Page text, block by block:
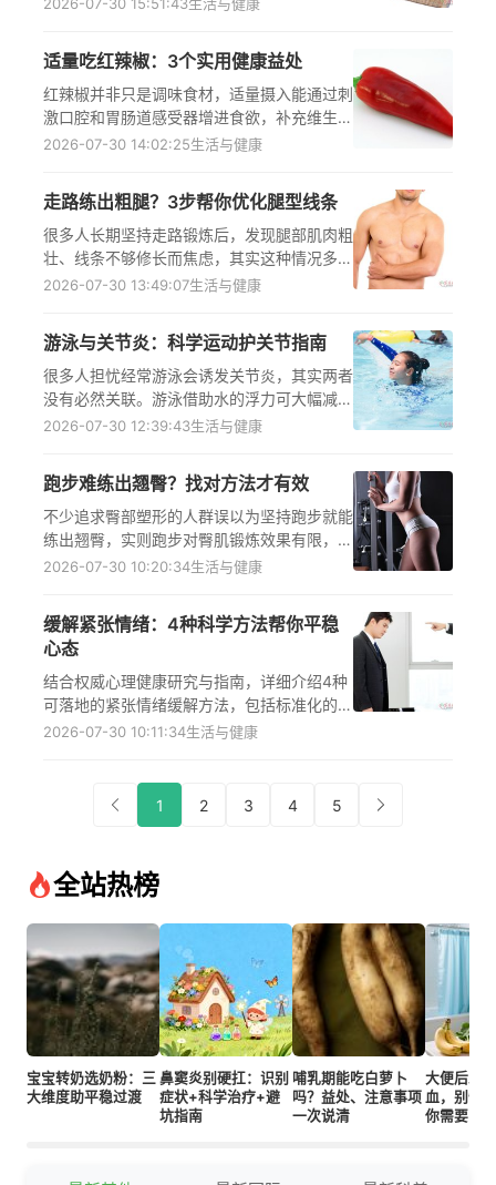
饮，不可替代正规医疗干预，帮助大众规避不
当饮用带来的脾胃损伤、血糖波动等健康风
险。
适量吃红辣椒：3个实用健康益处
红辣椒并非只是调味食材，适量摄入能通过刺
激口腔和胃肠道感受器增进食欲，补充维生素
C、B族等多种营养物质以维持身体正常生理
群要谨慎食用，食用前建议结合自身健康状况
咨询医生，避免过量摄入刺激肠胃引发不适。
2026-07-30 14:02:25生活与健康
走路练出粗腿？3步帮你优化腿型线条
很多人长期坚持走路锻炼后，发现腿部肌肉粗
壮、线条不够修长而焦虑，其实这种情况多与
运动方式不当、缺乏拉伸放松有关，可通过科
热量控制饮食，逐步优化腿部线条，同时需注
意区分肌肉增生与肌肉紧张水肿，若调整1-2
个月后效果不佳，应咨询运动医学科医生获取
个性化方案。
2026-07-30 13:49:07生活与健康
游泳与关节炎：科学运动护关节指南
很多人担忧经常游泳会诱发关节炎，其实两者
没有必然关联。游泳借助水的浮力可大幅减轻
膝关节、髋关节等部位的负荷，水流还能按摩
急性期游泳、姿势不当等情况，可能增加关节
损伤或加重炎症风险，需结合自身关节状态掌
握正确方法，才能让游泳成为关节健康的助
力。
2026-07-30 12:39:43生活与健康
跑步难练出翘臀？找对方法才有效
不少追求臀部塑形的人群误以为坚持跑步就能
练出翘臀，实则跑步对臀肌锻炼效果有限，因
跑步时大腿后群肌肉为发力主力，臀肌参与度
阻力训练，搭配科学饮食控制，同时避开塑形
误区，特殊人群需提前咨询医生制定适配方
案。
2026-07-30 10:20:34生活与健康
缓解紧张情绪：4种科学方法帮你平稳
心态
结合权威心理健康研究与指南，详细介绍4种
可落地的紧张情绪缓解方法，包括标准化的放
松训练步骤、场景化的注意力转移技巧、适配
项，帮助读者根据自身情况选择合适方法，若
紧张情绪持续影响生活需及时咨询医生
2026-07-30 10:11:34生活与健康
1 2 3 4 5
全站热榜
宝宝转奶选奶粉：三
大维度助平稳过渡
鼻窦炎别硬扛：识别
症状+科学治疗+避
坑指南
哺乳期能吃白萝卜
吗？益处、注意事项
一次说清
大便后发
血，别慌
你需要了解